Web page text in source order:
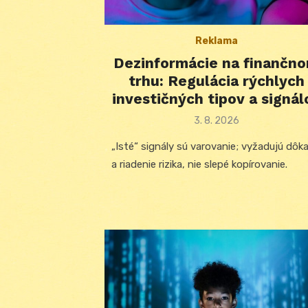
Reklama
Dezinformácie na
trhu: Regulácia rýchlych
investičných tipov a
Posted
3. 8. 2026
„Isté“ signály sú varovanie; vyžadujú
a riadenie rizika, nie slepé kopírovanie.